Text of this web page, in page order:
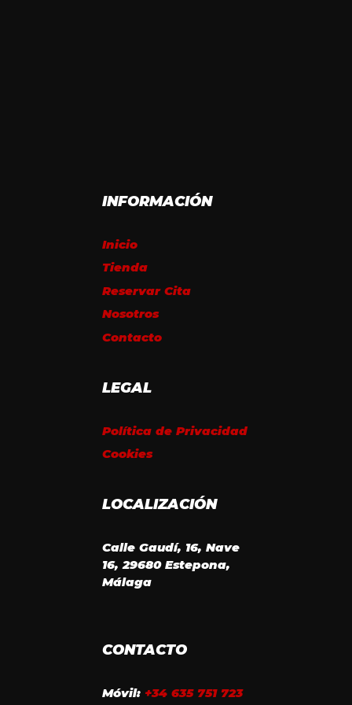
INFORMACIÓN
Inicio
Tienda
Reservar Cita
Nosotros
Contacto
LEGAL
Política de Privacidad
Cookies
LOCALIZACIÓN
Calle Gaudí, 16, Nave
16, 29680 Estepona,
Málaga
CONTACTO
Móvil: +34 635 751 723